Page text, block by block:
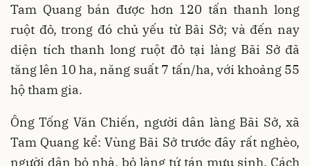
Tam Quang bán được hơn 120 tấn thanh long
ruột đỏ, trong đó chủ yếu từ Bãi Sở; và đến nay
diện tích thanh long ruột đỏ tại làng Bãi Sở đã
tăng lên 10 ha, năng suất 7 tấn/ha, với khoảng 55
hộ tham gia.
Ông Tống Văn Chiến, người dân làng Bãi Sở, xã
Tam Quang kể: Vùng Bãi Sở trước đây rất nghèo,
người dân bỏ nhà, bỏ làng tứ tán mưu sinh. Cách